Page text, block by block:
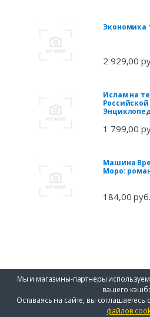
Экономика
2 929,00
Ислам на
1 799,00
Машина
Моро:
184,00 руб.
Мы и магазины-партнеры
вашего
Оставаясь на сайте, вы соглашаетесь
файлов